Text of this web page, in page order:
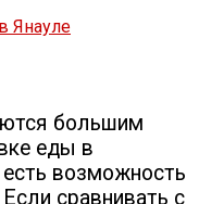
Янауле
большим
еды в
возможность
сравнивать с